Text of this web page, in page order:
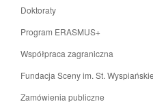
Doktoraty
Program ERASMUS+
Współpraca zagraniczna
Fundacja Sceny im. St.
Zamówienia publiczne